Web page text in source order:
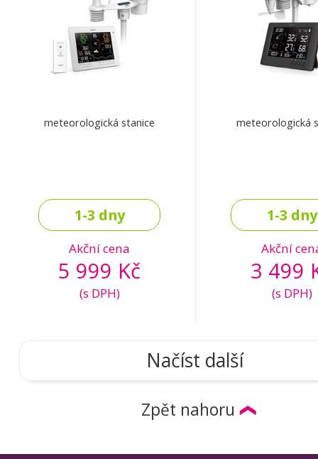
meteorologická stanice
1-3 dny
Akční cena
5 999 Kč
(s DPH)
meteorologická
1-3 dny
Akční
3 499
(s DPH)
Načíst další
Zpět nahoru